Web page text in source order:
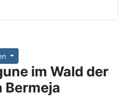
im Wald der
Bermeja